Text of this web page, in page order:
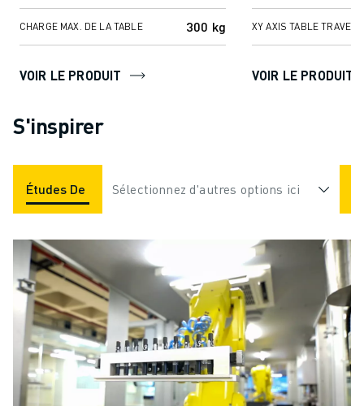
CHARGE MAX. DE LA TABLE 300 kg
VOIR LE PRODUIT
XY AXIS TABLE TRAVEL
VOIR LE PRODUIT
S'inspirer
Études De Cas Applications Industries
Sélectionnez d'autres options ici